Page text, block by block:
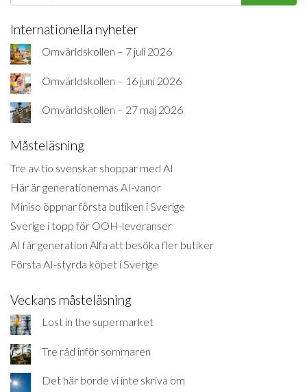
Internationella nyheter
Omvärldskollen – 7 juli 2026
Omvärldskollen – 16 juni 2026
Omvärldskollen – 27 maj 2026
Måsteläsning
Tre av tio svenskar shoppar med AI
Här är generationernas AI-vanor
Miniso öppnar första butiken i Sverige
Sverige i topp för OOH-leveranser
AI får generation Alfa att besöka fler butiker
Första AI-styrda köpet i Sverige
Veckans måsteläsning
Lost in the supermarket
Tre råd inför sommaren
Det här borde vi inte skriva om